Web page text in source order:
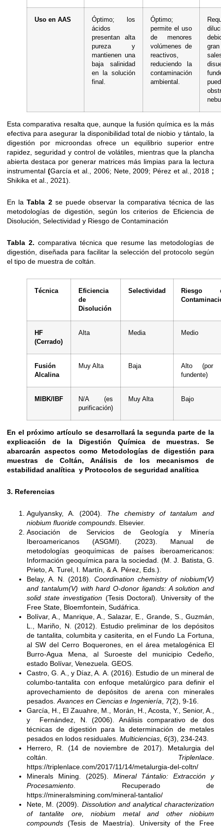
Uso en AAS
Óptimo; los
ácidos
presentan alta
pureza y
mantienen una
baja salinidad
en la solución
final.
Óptimo;
permite el uso
de menores
volúmenes de
reactivos,
reduciendo la
contaminación
ambiental.
Esta comparativa resalta que, aunque la fusión química es la más
efectiva para asegurar la disponibilidad total de niobio y tántalo, la
digestión por microondas ofrece un equilibrio superior entre
rapidez, seguridad y control de volátiles, mientras que la plancha
abierta destaca por generar matrices más limpias para la lectura
instrumental (García et al., 2006; Nete, 2009; Pérez et al., 2018 ;
Shikika et al., 2021).
En laTabla 2se puede observar la comparativa técnica de las
metodologías de digestión, según los criterios de Eficiencia de
Disolución, Selectividad y Riesgo de Contaminación
Tabla 2. comparativa técnica que resume las metodologías de
digestión, diseñada para facilitar la selección del protocolo según
el tipo de muestra de coltán.
Técnica
Eficiencia
de
Disolución
Selectividad
Riesgo
HF
(Cerrado)
Alta Media Medio
Fusión
Alcalina
Muy Alta Baja
Alto (por
fundente)
MIBK/IBF
N/A (es
purificación)
Muy Alta Bajo
En el próximo artículo se desarrollará la segunda parte de la
explicación de la Digestión Química de muestras. Se
abarcarán aspectos como Metodologías de digestión para
muestras de Coltán, Análisis de los mecanismos de
estabilidad analítica y Protocolos de seguridad analítica
3. Referencias
Agulyansky, A. (2004). The chemistry of tantalum and
niobium fluoride compounds. Elsevier.
Asociación de Servicios de Geología y Minería
Iberoamericanos (ASGMI). (2023). Manual de
metodologías geoquímicas de países iberoamericanos:
Información geoquímica para la sociedad. (M. J. Batista, G.
Prieto, A. Turel, I. Martín, & A. Pérez, Eds.).
Belay, A. N. (2018). Coordination chemistry of niobium(V)
and tantalum(V) with hard O-donor ligands: A solution and
solid state investigation(Tesis Doctoral). University of the
Free State, Bloemfontein, Sudáfrica.
Bolívar, A., Manrique, A., Salazar, E., Grande, S., Guzmán,
L., Mariño, N. (2012). Estudio preliminar de los depósitos
de tantalita, columbita y casiterita, en el Fundo La Fortuna,
al SW del Cerro Boquerones, en el área metalogénica El
Burro-Agua Mena, al Suroeste del municipio Cedeño,
estado Bolívar, Venezuela. GEOS.
Castro, G. A., y Díaz, A. A. (2016). Estudio de un mineral de
columbo-tantalita con enfoque metalúrgico para definir el
aprovechamiento de depósitos de arena con minerales
pesados.Avances en Ciencias e Ingeniería, 7(2), 9-16.
García, H., El Zauahre, M., Morán, H., Acosta, Y., Senior, A.,
y Fernández, N. (2006). Análisis comparativo de dos
técnicas de digestión para la determinación de metales
pesados en lodos residuales. Multiciencias, 6(3), 234-243.
Herrero, R. (14 de noviembre de 2017). Metalurgia del
coltán. Triplenlace.
https://triplenlace.com/2017/11/14/metalurgia-del-coltn/
Minerals Mining. (2025). Mineral Tántalio: Extracción y
Procesamiento. Recuperado de
https://mineralsmining.com/mineral-tantalio/
Nete, M. (2009). Dissolution and analytical characterization
of tantalite ore, niobium metal and other niobium
compounds (Tesis de Maestría). University of the Free